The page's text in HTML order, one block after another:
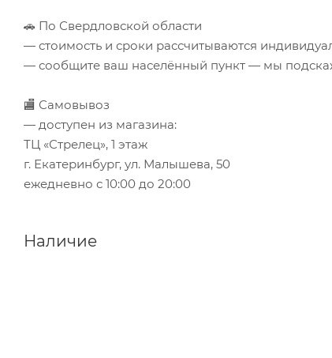
🚗 По Свердловской области
— стоимость и сроки рассчитываются
— сообщите ваш населённый пункт — мы
🏬 Самовывоз
— доступен из магазина:
ТЦ «Стрелец», 1 этаж
г. Екатеринбург, ул. Малышева, 50
ежедневно с 10:00 до 20:00
Наличие